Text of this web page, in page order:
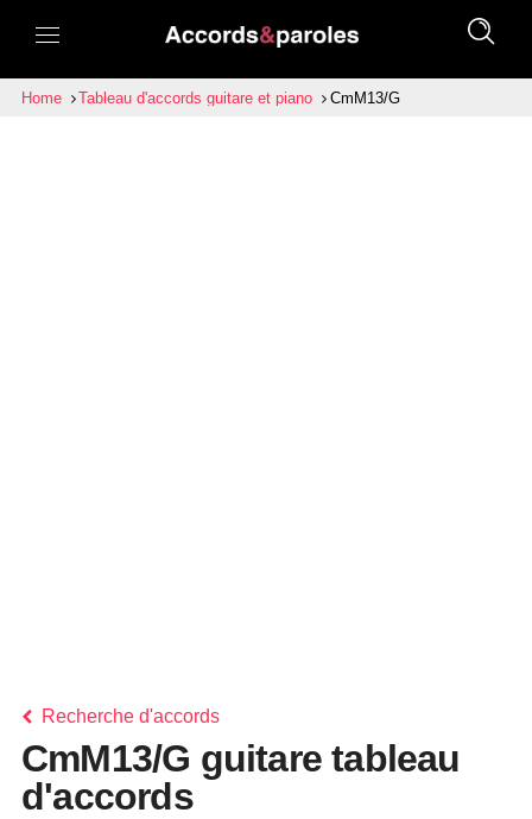
Home Tableau d'accords guitare et piano CmM13/G
Recherche d'accords
CmM13/G guitare tableau
d'accords